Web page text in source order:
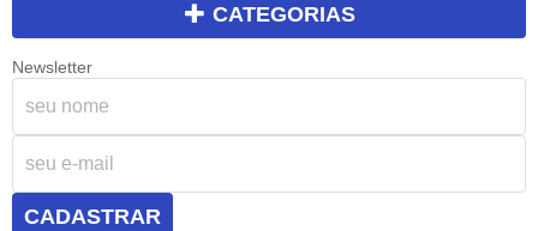
CATEGORIAS
Newsletter
CADASTRAR